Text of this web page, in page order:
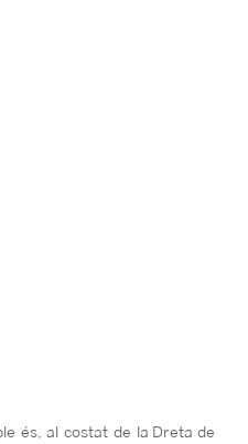
és, al costat de la Dreta de